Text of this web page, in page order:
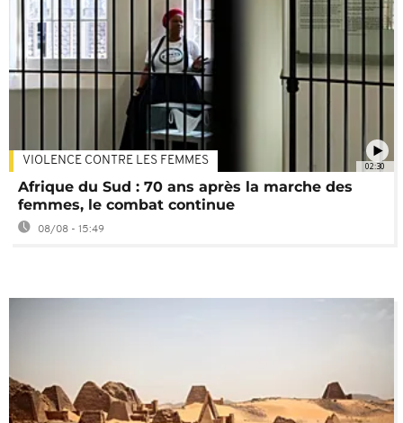
02:30
VIOLENCE CONTRE LES FEMMES
Afrique du Sud : 70 ans après la marche des
femmes, le combat continue
08/08 - 15:49